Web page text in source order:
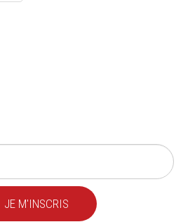
JE M'INSCRIS